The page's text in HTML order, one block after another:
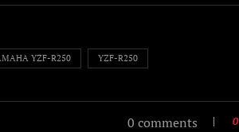
YZF-R250 YZF-R250
0 comments 0